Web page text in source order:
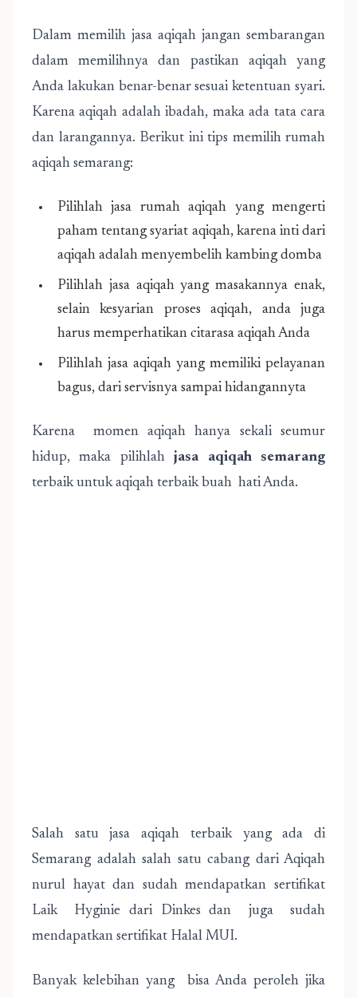
Dalam memilih jasa aqiqah jangan sembarangan
dalam memilihnya dan pastikan aqiqah yang
Anda lakukan benar-benar sesuai ketentuan syari.
Karena aqiqah adalah ibadah, maka ada tata cara
dan larangannya. Berikut ini tips memilih rumah
aqiqah semarang:
Pilihlah jasa rumah aqiqah yang mengerti
paham tentang syariat aqiqah, karena inti dari
aqiqah adalah menyembelih kambing domba
Pilihlah jasa aqiqah yang masakannya enak,
selain kesyarian proses aqiqah, anda juga
harus memperhatikan citarasa aqiqah Anda
Pilihlah jasa aqiqah yang memiliki pelayanan
bagus, dari servisnya sampai hidangannyta
Karena momen aqiqah hanya sekali seumur
hidup, maka pilihlahjasa aqiqah semarang
terbaik untuk aqiqah terbaik buah hati Anda.
Salah satu jasa aqiqah terbaik yang ada di
Semarang adalah salah satu cabang dari Aqiqah
nurul hayat dan sudah mendapatkan sertifikat
Laik Hyginie dari Dinkes dan juga sudah
mendapatkan sertifikat Halal MUI.
Banyak kelebihan yang bisa Anda peroleh jika